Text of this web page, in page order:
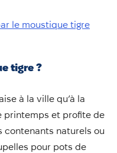
le moustique tigre
tigre ?
à la ville qu’à la
printemps et profite de
contenants naturels ou
pour pots de